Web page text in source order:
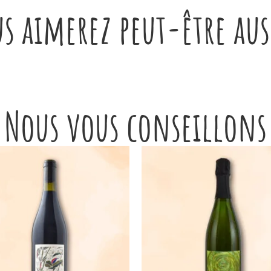
aimerez peut-être
Nous vous conseillons